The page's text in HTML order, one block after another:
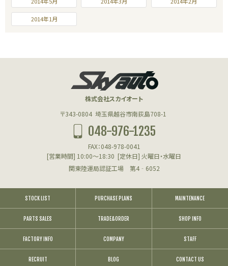
2014年1月
株式会社スカイオート
〒343-0804 埼玉県越谷市南荻島708-1
048-976-1235
FAX：048-978-0041
[営業時間] 10:00～18:30 [定休日] 火曜日・水曜日
関東陸運局認証工場 第4‐6052
STOCK LIST PURCHASE PLANS MAINTENANCE
PARTS SALES TRADE&ORDER SHOP INFO
FACTORY INFO COMPANY STAFF
RECRUIT BLOG CONTACT US